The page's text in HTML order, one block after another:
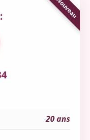
20 ans